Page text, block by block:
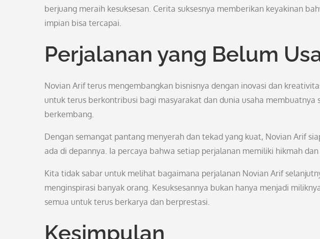
berjuang meraih kesuksesan. Cerita suksesnya memberikan keyakinan
impian bisa tercapai.
Perjalanan yang Belum
Novian Arif terus mengembangkan bisnisnya dengan inovasi dan
untuk terus berkontribusi bagi masyarakat dan dunia usaha membuatnya
berkembang.
Dengan semangat pantang menyerah dan tekad yang kuat, Novian Arif
ada di depannya. Ia percaya bahwa setiap perjalanan memiliki hikmah
Kita tidak sabar untuk melihat bagaimana perjalanan Novian Arif
menginspirasi banyak orang. Kesuksesannya bukan hanya menjadi
semua untuk terus berkarya dan berprestasi.
Kesimpulan